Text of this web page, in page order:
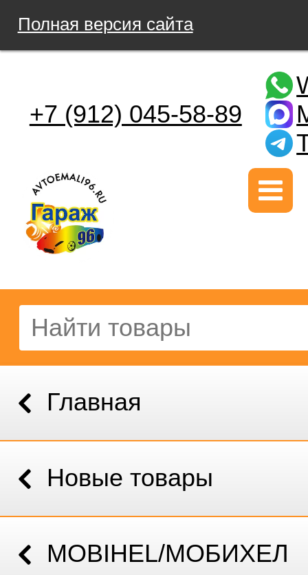
Полная версия сайта
+7 (912) 045-58-89
Главная
Новые товары
MOBIHEL/МОБИХЕЛ